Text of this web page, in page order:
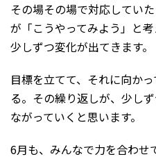
その場その場で対応してい
が「こうやってみよう」と
少しずつ変化が出てきます。
目標を立てて、それに向か
る。その繰り返しが、少し
ながっていくと思います。
6月も、みんなで力を合わせ